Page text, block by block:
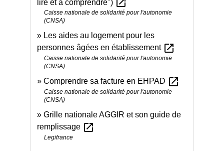
lire et à comprendre") open_in_new
Caisse nationale de solidarité pour l'autonomie
(CNSA)
Les aides au logement pour les
personnes âgées en établissement open_in_new
Caisse nationale de solidarité pour l'autonomie
(CNSA)
Comprendre sa facture en EHPAD open_in_new
Caisse nationale de solidarité pour l'autonomie
(CNSA)
Grille nationale AGGIR et son guide de
remplissage open_in_new
Legifrance